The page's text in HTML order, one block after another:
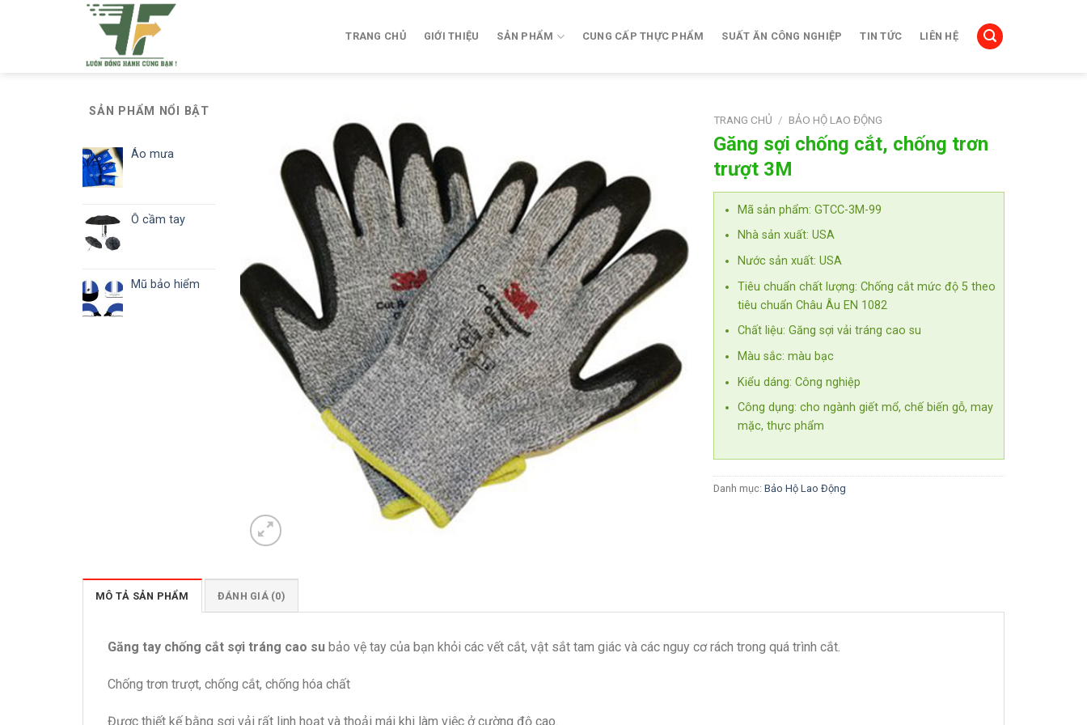
TRANG CHỦ GIỚI THIỆU SẢN PHẨM CUNG CẤP THỰC PHẨM SUẤT ĂN CÔNG NGHIỆP TIN TỨC LIÊN HỆ
SẢN PHẨM NỔI BẬT
Áo mưa
Ô cầm tay
Mũ bảo hiểm
TRANG CHỦ / BẢO HỘ LAO ĐỘNG
Găng sợi chống cắt, chống trơn
trượt 3M
Mã sản phẩm: GTCC-3M-99
Nhà sản xuất: USA
Nước sản xuất: USA
Tiêu chuẩn chất lượng: Chống cắt mức độ 5 theo
tiêu chuẩn Châu Âu EN 1082
Chất liệu: Găng sợi vải tráng cao su
Màu sắc: màu bạc
Kiểu dáng: Công nghiệp
Công dụng: cho ngành giết mổ, chế biến gỗ, may
mặc, thực phẩm
Danh mục: Bảo Hộ Lao Động
MÔ TẢ SẢN PHẨM ĐÁNH GIÁ (0)
Găng tay chống cắt sợi tráng cao su bảo vệ tay của bạn khỏi các vết cắt, vật sắt tam giác và các nguy cơ rách trong quá trình cắt.
Chống trơn trượt, chống cắt, chống hóa chất
Được thiết kế bằng sợi vải rất linh hoạt và thoải mái khi làm việc ở cường độ cao.